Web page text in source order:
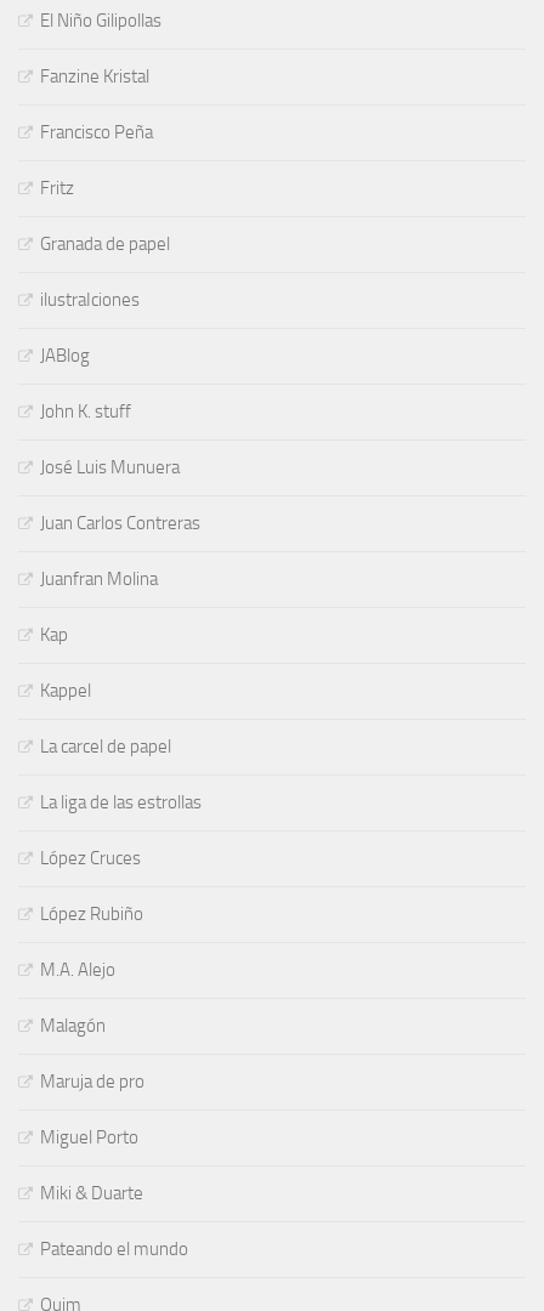
El Niño Gilipollas
Fanzine Kristal
Francisco Peña
Fritz
Granada de papel
ilustraIciones
JABlog
John K. stuff
José Luis Munuera
Juan Carlos Contreras
Juanfran Molina
Kap
Kappel
La carcel de papel
La liga de las estrollas
López Cruces
López Rubiño
M.A. Alejo
Malagón
Maruja de pro
Miguel Porto
Miki & Duarte
Pateando el mundo
Quim